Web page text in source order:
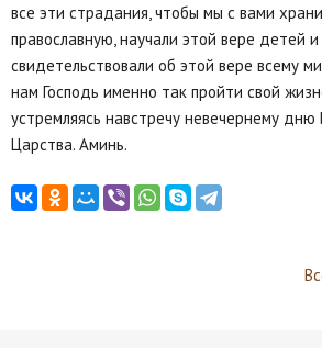
все эти страдания, чтобы мы с вами
православную, научали этой вере детей и
свидетельствовали об этой вере всему
нам Господь именно так пройти свой
устремляясь навстречу невечернему дню
Царства. Аминь.